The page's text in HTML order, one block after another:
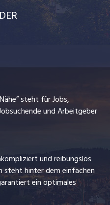
steht für Jobs,
und Arbeitgeber
und reibungslos
steht hinter dem einfachen
ein optimales